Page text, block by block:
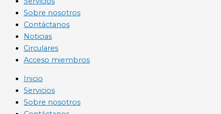
Sobre nosotros
Contáctanos
Noticias
Circulares
Acceso miembros
Inicio
Servicios
Sobre nosotros